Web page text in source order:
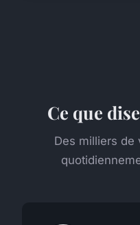
Ce que
Des milliers de